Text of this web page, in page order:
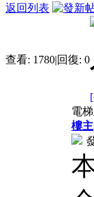
返回列表
查看: 1780|回復: 0
電
樓主